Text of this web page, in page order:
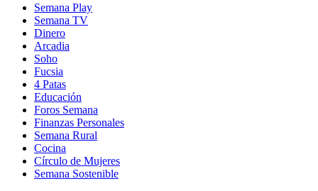
Semana Play
Semana TV
Dinero
Arcadia
Soho
in
new
window
Fucsia
in
new
window
4 Patas
Educación
Foros Semana
Finanzas Personales
Semana Rural
Cocina
Círculo de Mujeres
Semana Sostenible